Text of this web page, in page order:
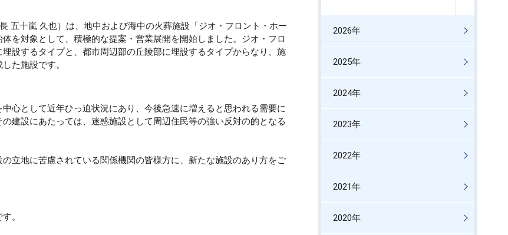
十嵐 久也）は、地中および海中の火葬施設「ジオ・フロント・ホー
を対象として、積極的な提案・営業展開を開始しました。ジオ・フロ
設するタイプと、都市周辺部の丘陵部に埋設するタイプからなり、施
た施設です。
心として近年ひっ迫状況にあり、今後急速に増えると思われる需要に
建設にあたっては、迷惑施設として周辺住民等の強い反対の的となる
立地に苦慮されている関係機関の皆様方に、新たな施設のあり方をご
。
2026年
2025年
2024年
2023年
2022年
2021年
2020年